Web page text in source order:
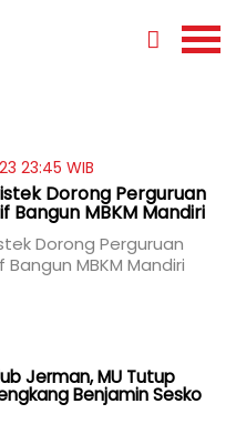
23:45 WIB
Dorong Perguruan
Bangun MBKM Mandiri
Dorong Perguruan
MBKM Mandiri
Jerman, MU Tutup
Benjamin Sesko